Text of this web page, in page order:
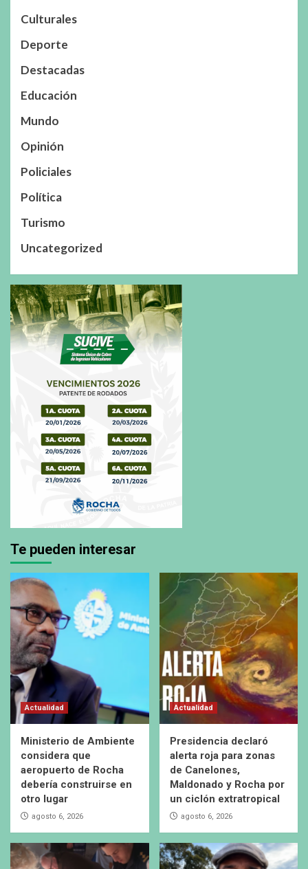
Culturales
Deporte
Destacadas
Educación
Mundo
Opinión
Policiales
Política
Turismo
Uncategorized
Te pueden interesar
Actualidad
Ministerio de Ambiente
considera que
aeropuerto de Rocha
debería construirse en
otro lugar
agosto 6, 2026
Actualidad
Presidencia declaró
alerta roja para zonas
de Canelones,
Maldonado y Rocha por
un ciclón extratropical
agosto 6, 2026